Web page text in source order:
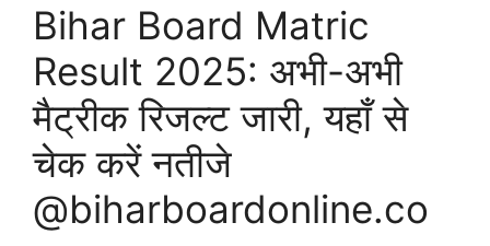
Bihar Board Matric
Result 2025: अभी-अभी
मैट्रीक रिजल्ट जारी, यहाँ से
चेक करें नतीजे
@biharboardonline.co